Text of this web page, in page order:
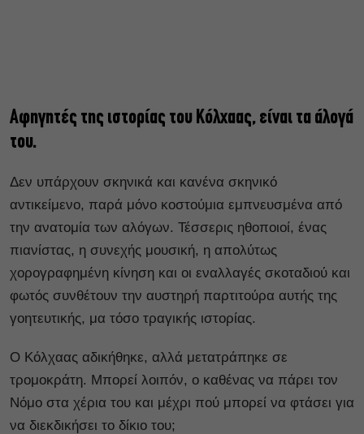
Αφηγητές της ιστορίας του Κόλχαας, είναι τα άλογά
του.
Δεν υπάρχουν σκηνικά και κανένα σκηνικό
αντικείμενο, παρά μόνο κοστούμια εμπνευσμένα από
την ανατομία των αλόγων. Τέσσερις ηθοποιοί, ένας
πιανίστας, η συνεχής μουσική, η απολύτως
χορογραφημένη κίνηση και οι εναλλαγές σκοταδιού και
φωτός συνθέτουν την αυστηρή παρτιτούρα αυτής της
γοητευτικής, μα τόσο τραγικής ιστορίας.
Ο Κόλχαας αδικήθηκε, αλλά μετατράπηκε σε
τρομοκράτη. Μπορεί λοιπόν, ο καθένας να πάρει τον
Νόμο στα χέρια του και μέχρι πού μπορεί να φτάσει για
να διεκδικήσει το δίκιο του;